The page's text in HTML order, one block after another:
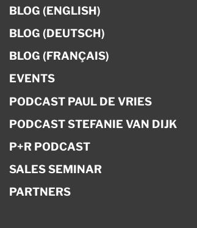
BLOG (ENGLISH)
BLOG (DEUTSCH)
BLOG (FRANÇAIS)
EVENTS
PODCAST PAUL DE VRIES
PODCAST STEFANIE VAN DIJK
P+R PODCAST
SALES SEMINAR
PARTNERS